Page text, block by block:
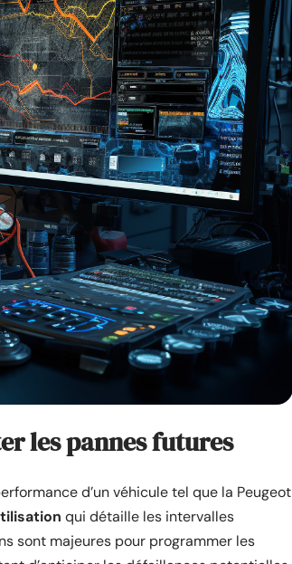
les pannes futures
d’un véhicule tel que la Peugeot
qui détaille les intervalles
sont majeures pour programmer les